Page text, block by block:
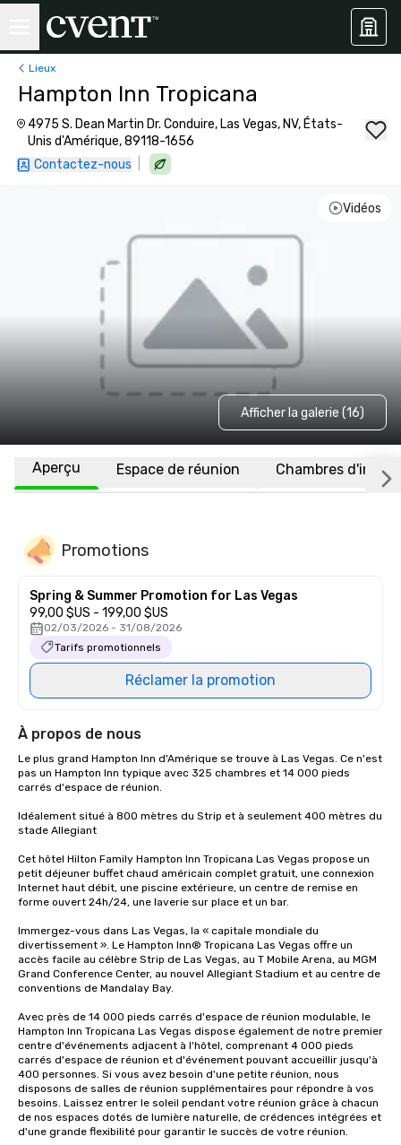
Lieux
Hampton Inn Tropicana
4975 S. Dean Martin Dr. Conduire, Las Vegas, NV, États-
Unis d'Amérique, 89118-1656
Contactez-nous
Vidéos
Afficher la galerie (16)
Aperçu Espace de réunion Chambres
Promotions
Spring & Summer Promotion for Las Vegas
99,00 $US - 199,00 $US
02/03/2026 - 31/08/2026
Tarifs promotionnels
Réclamer la promotion
À propos de nous
Le plus grand Hampton Inn d'Amérique se trouve à Las Vegas. Ce n'est
pas un Hampton Inn typique avec 325 chambres et 14 000 pieds
carrés d'espace de réunion.
Idéalement situé à 800 mètres du Strip et à seulement 400 mètres du
stade Allegiant
Cet hôtel Hilton Family Hampton Inn Tropicana Las Vegas propose un
petit déjeuner buffet chaud américain complet gratuit, une connexion
Internet haut débit, une piscine extérieure, un centre de remise en
forme ouvert 24h/24, une laverie sur place et un bar.
Immergez-vous dans Las Vegas, la « capitale mondiale du
divertissement ». Le Hampton Inn® Tropicana Las Vegas offre un
accès facile au célèbre Strip de Las Vegas, au T Mobile Arena, au MGM
Grand Conference Center, au nouvel Allegiant Stadium et au centre de
conventions de Mandalay Bay.
Avec près de 14 000 pieds carrés d'espace de réunion modulable, le
Hampton Inn Tropicana Las Vegas dispose également de notre premier
centre d'événements adjacent à l'hôtel, comprenant 4 000 pieds
carrés d'espace de réunion et d'événement pouvant accueillir jusqu'à
400 personnes. Si vous avez besoin d'une petite réunion, nous
disposons de salles de réunion supplémentaires pour répondre à vos
besoins. Laissez entrer le soleil pendant votre réunion grâce à chacun
de nos espaces dotés de lumière naturelle, de crédences intégrées et
d'une grande flexibilité pour garantir le succès de votre réunion.